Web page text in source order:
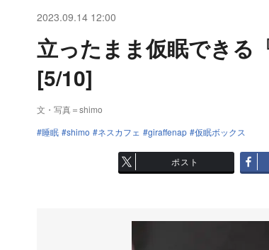
2023.09.14 12:00
立ったまま仮眠でき
[5/10]
文・写真＝shimo
睡眠
shimo ネスカフェ giraffenap 仮眠ボックス
ポスト